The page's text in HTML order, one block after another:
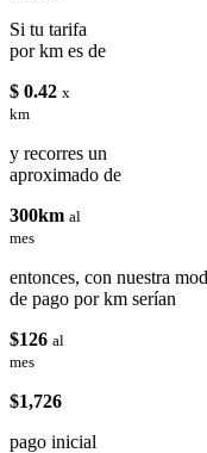
Si tu tarifa
por km es de
$ 0.42 x
km
y recorres un
aproximado de
300km al
mes
entonces, con nuestra
de pago por km serían
$126 al
mes
$1,726
pago inicial